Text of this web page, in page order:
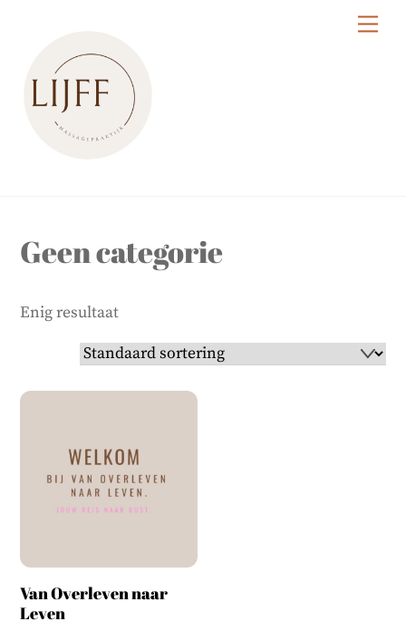
Geen categorie
Enig resultaat
Van Overleven naar
Leven